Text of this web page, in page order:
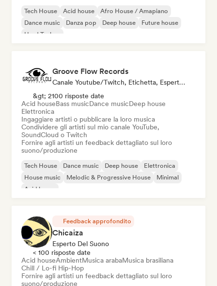
Tech House Acid house
Afro House / Amapiano
Dance music
Danza pop Deep house
Future house
Hard Techno
Groove Flow Records
Canale Youtube/Twitch, Etichetta, Esperto Del Suono
&gt; 2100 risposte date
Acid houseBass musicDance musicDeep house
Elettronica
Ingaggiare artisti o pubblicare la loro musica
Condividere gli artisti sul mio canale YouTube,
SoundCloud o Twitch
Fornire agli artisti un feedback dettagliato sul loro
suono/produzione
Tech House Dance music Deep house
Elettronica
House music
Melodic & Progressive House
Minimal
Acid house
Feedback approfondito
Chicaiza
Esperto Del Suono
< 100 risposte date
Acid houseAmbientMusica arabaMusica brasiliana
Chill / Lo-fi Hip-Hop
Fornire agli artisti un feedback dettagliato sul loro
suono/produzione